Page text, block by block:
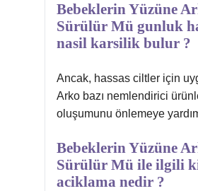
Bebeklerin Yüzüne
Sürülür Mü gunluk
nasil karsilik bulur ?
Ancak, hassas ciltler için
Arko bazı nemlendirici
oluşumunu önlemeye
Bebeklerin Yüzüne
Sürülür Mü ile ilgili
aciklama nedir ?